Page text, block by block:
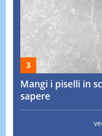
Mangi i piselli in
sapere